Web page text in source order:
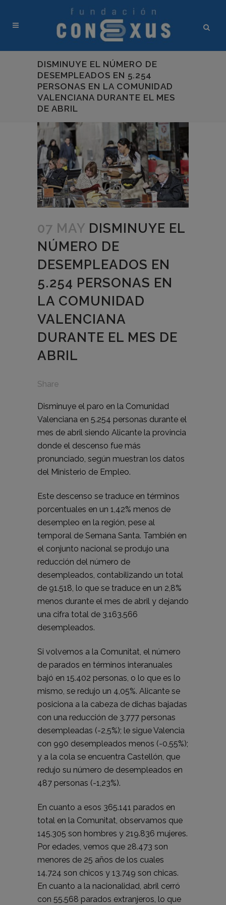
DISMINUYE EL NÚMERO DE
DESEMPLEADOS EN 5.254
PERSONAS EN LA COMUNIDAD
VALENCIANA DURANTE EL MES
DE ABRIL
07 MAY DISMINUYE EL
NÚMERO DE
DESEMPLEADOS EN
5.254 PERSONAS EN
LA COMUNIDAD
VALENCIANA
DURANTE EL MES DE
ABRIL
Share
Disminuye el paro en la Comunidad
Valenciana en 5.254 personas durante el
mes de abril siendo Alicante la provincia
donde el descenso fue más
pronunciado, según muestran los datos
del Ministerio de Empleo.
Este descenso se traduce en términos
porcentuales en un 1,42% menos de
desempleo en la región, pese al
temporal de Semana Santa. También en
el conjunto nacional se produjo una
reducción del número de
desempleados, contabilizando un total
de 91.518, lo que se traduce en un 2,8%
menos durante el mes de abril y dejando
una cifra total de 3.163.566
desempleados.
Si volvemos a la Comunitat, el número
de parados en términos interanuales
bajó en 15.402 personas, o lo que es lo
mismo, se redujo un 4,05%. Alicante se
posiciona a la cabeza de dichas bajadas
con una reducción de 3.777 personas
desempleadas (-2,5%); le sigue Valencia
con 990 desempleados menos (-0,55%);
y a la cola se encuentra Castellón, que
redujo su número de desempleados en
487 personas (-1,23%).
En cuanto a esos 365.141 parados en
total en la Comunitat, observamos que
145.305 son hombres y 219.836 mujeres.
Por edades, vemos que 28.473 son
menores de 25 años de los cuales
14.724 son chicos y 13.749 son chicas.
En cuanto a la nacionalidad, abril cerró
con 55.568 parados extranjeros, lo que